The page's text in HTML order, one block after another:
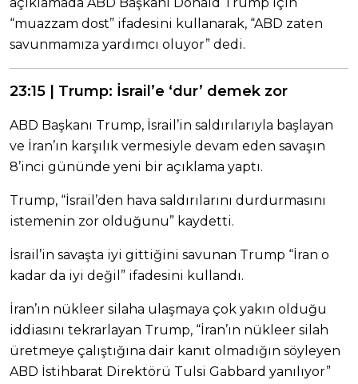
“muazzam dost” ifadesini kullanarak, “ABD zaten
savunmamıza yardımcı oluyor” dedi.
23:15 | Trump: İsrail’e ‘dur’ demek zor
ABD Başkanı Trump, İsrail’in saldırılarıyla başlayan
ve İran’ın karşılık vermesiyle devam eden savaşın
8’inci gününde yeni bir açıklama yaptı.
Trump, “İsrail’den hava saldırılarını durdurmasını
istemenin zor olduğunu” kaydetti.
İsrail’in savaşta iyi gittiğini savunan Trump “İran o
kadar da iyi değil” ifadesini kullandı.
İran’ın nükleer silaha ulaşmaya çok yakın olduğu
iddiasını tekrarlayan Trump, “İran’ın nükleer silah
üretmeye çalıştığına dair kanıt olmadığın söyleyen
ABD İstihbarat Direktörü Tulsi Gabbard yanılıyor”